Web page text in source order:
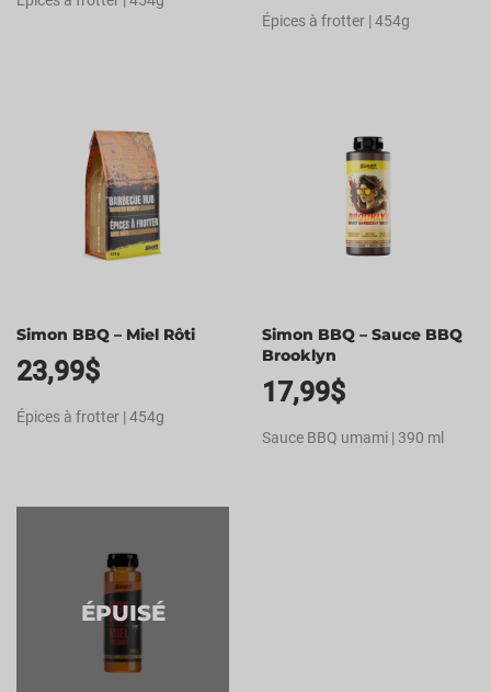
Épices à frotter | 454g
Simon BBQ – Miel Rôti
23,99$
Épices à frotter | 454g
Simon BBQ – Sauce BBQ
Brooklyn
17,99$
Sauce BBQ umami | 390 ml
ÉPUISÉ